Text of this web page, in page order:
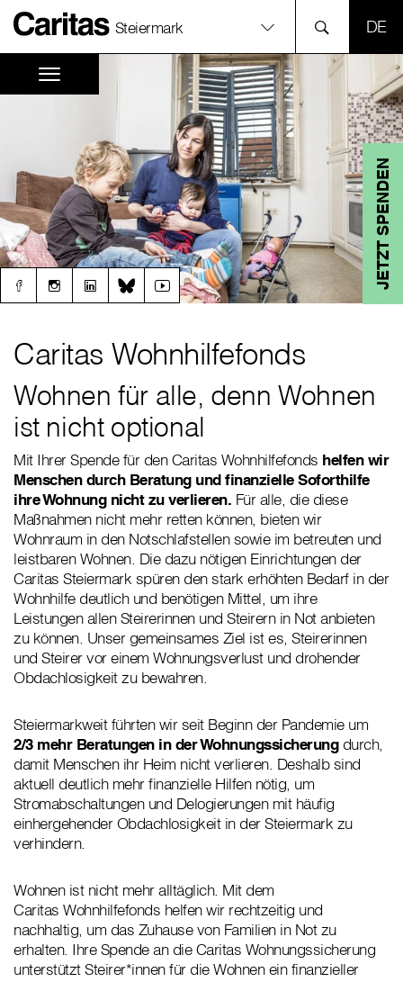
Steiermark
JETZT SPENDEN
Caritas Wohnhilfefonds
Wohnen für alle, denn Wohnen
ist nicht optional
Mit Ihrer Spende für den Caritas Wohnhilfefonds helfen wir
Menschen durch Beratung und finanzielle Soforthilfe
ihre Wohnung nicht zu verlieren. Für alle, die diese
Maßnahmen nicht mehr retten können, bieten wir
Wohnraum in den Notschlafstellen sowie im betreuten und
leistbaren Wohnen. Die dazu nötigen Einrichtungen der
Caritas Steiermark spüren den stark erhöhten Bedarf in der
Wohnhilfe deutlich und benötigen Mittel, um ihre
Leistungen allen Steirerinnen und Steirern in Not anbieten
zu können. Unser gemeinsames Ziel ist es, Steirerinnen
und Steirer vor einem Wohnungsverlust und drohender
Obdachlosigkeit zu bewahren.
Steiermarkweit führten wir seit Beginn der Pandemie um
2/3 mehr Beratungen in der Wohnungssicherung durch,
damit Menschen ihr Heim nicht verlieren. Deshalb sind
aktuell deutlich mehr finanzielle Hilfen nötig, um
Stromabschaltungen und Delogierungen mit häufig
einhergehender Obdachlosigkeit in der Steiermark zu
verhindern.
Wohnen ist nicht mehr alltäglich. Mit dem
Caritas Wohnhilfefonds helfen wir rechtzeitig und
nachhaltig, um das Zuhause von Familien in Not zu
erhalten. Ihre Spende an die Caritas Wohnungssicherung
unterstützt Steirer*innen für die Wohnen ein finanzieller